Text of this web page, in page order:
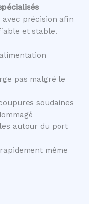
précision afin
et stable.
pas malgré le
soudaines
autour du port
même